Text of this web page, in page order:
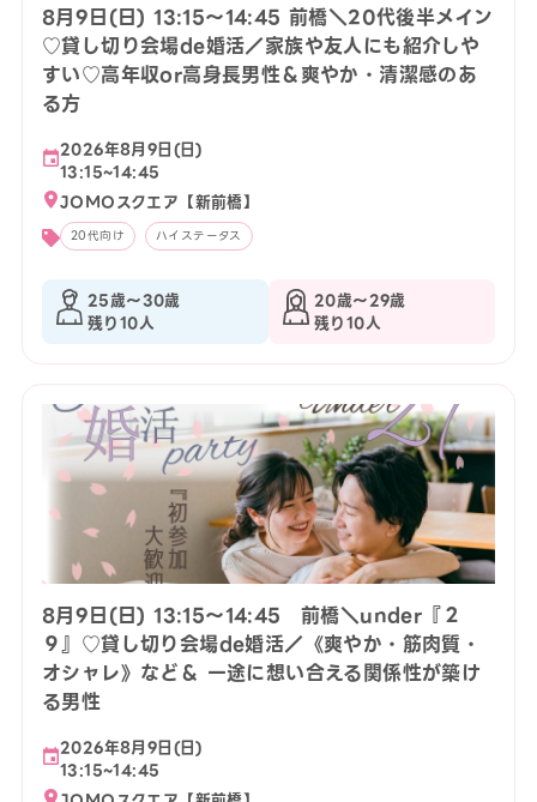
8月9日(日) 13:15〜14:45 前橋＼20代後半メイン
♡貸し切り会場de婚活／家族や友人にも紹介しや
すい♡高年収or高身長男性＆爽やか・清潔感のあ
る方
2026年8月9日(日)
13:15~14:45
JOMOスクエア【新前橋】
20代向け ハイステータス
25歳〜30歳
残り10人
20歳〜29歳
残り10人
8月9日(日) 13:15〜14:45 前橋＼under『２
９』♡貸し切り会場de婚活／《爽やか・筋肉質・
オシャレ》など＆ 一途に想い合える関係性が築け
る男性
2026年8月9日(日)
13:15~14:45